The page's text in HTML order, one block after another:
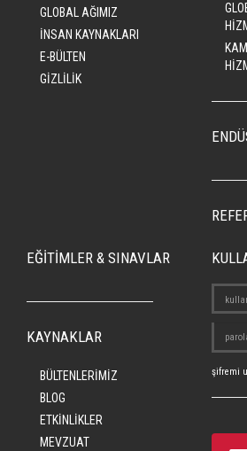
GLOBAL AĞIMIZ
İNSAN KAYNAKLARI
E-BÜLTEN
GİZLİLİK
EĞİTİMLER & SINAVLAR
KAYNAKLAR
BÜLTENLERİMİZ
BLOG
ETKİNLİKLER
MEVZUAT
şifremi